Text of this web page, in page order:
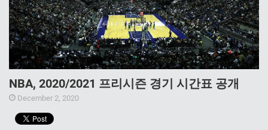
NBA, 2020/2021 프리시즌 경기 시간표 공개
December 2, 2020